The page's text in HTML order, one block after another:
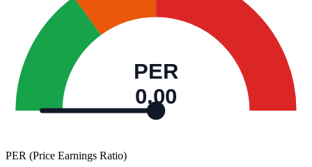
PER
0,00
PER (Price Earnings Ratio)